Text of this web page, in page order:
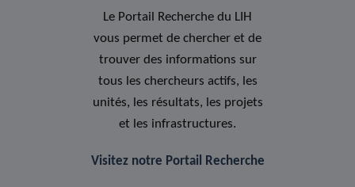
Le Portail Recherche du LIH
vous permet de chercher et de
trouver des informations sur
tous les chercheurs actifs, les
unités, les résultats, les projets
et les infrastructures.
Visitez notre Portail Recherche